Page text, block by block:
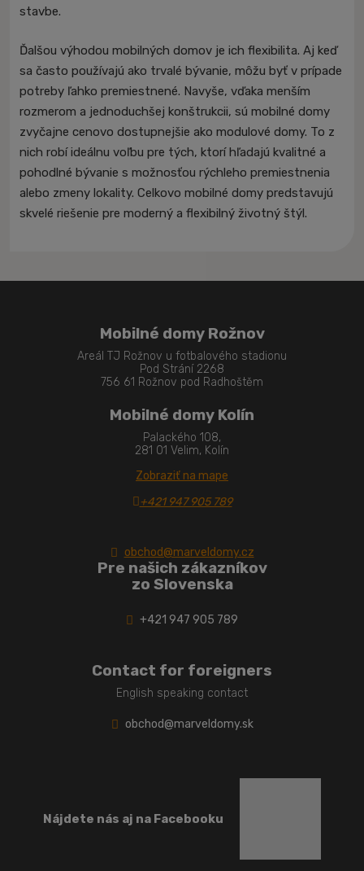
stavbe.
Ďalšou výhodou mobilných domov je ich flexibilita. Aj keď
sa často používajú ako trvalé bývanie, môžu byť v prípade
potreby ľahko premiestnené. Navyše, vďaka menším
rozmerom a jednoduchšej konštrukcii, sú mobilné domy
zvyčajne cenovo dostupnejšie ako modulové domy. To z
nich robí ideálnu voľbu pre tých, ktorí hľadajú kvalitné a
pohodlné bývanie s možnosťou rýchleho premiestnenia
alebo zmeny lokality. Celkovo mobilné domy predstavujú
skvelé riešenie pre moderný a flexibilný životný štýl.
Mobilné domy Rožnov
Areál TJ Rožnov u fotbalového stadionu
Pod Strání 2268
756 61 Rožnov pod Radhoštěm
Mobilné domy Kolín
Palackého 108,
281 01 Velim, Kolín
Zobraziť na mape
+421 947 905 789
obchod@marveldomy.cz
Pre našich zákazníkov
zo Slovenska
+421 947 905 789
Contact for foreigners
English speaking contact
obchod@marveldomy.sk
Nájdete nás aj na Facebooku